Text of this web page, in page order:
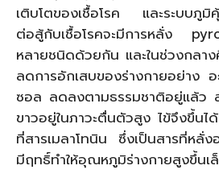
เติบโตของเชื้อโรค และระบบภูมิ
ต่อสู้กับเชื้อโรคจะมีการหลั่ง
หลายชนิดด้วยกัน และในช่วงกลา
ลดการอักเสบของร่างกายอย่าง
ซอล ลดลงตามธรรมชาติอยู่แล้ว
ขาวอยู่ในภาวะตื่นตัวสูง ไข้จึงขึ้นไ
ที่สารเมลาโทนิน ซึ่งเป็นสารที่หลั่
มีฤทธิ์ทำให้อุณหภูมิร่างกายสูงขึ้นเ